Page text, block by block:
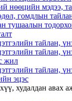
нөөцийн мэдээ,
гомдлын
тушаалын
тайлан,
тайлан,
жил
тайлан,
эцэс
худалдан авах